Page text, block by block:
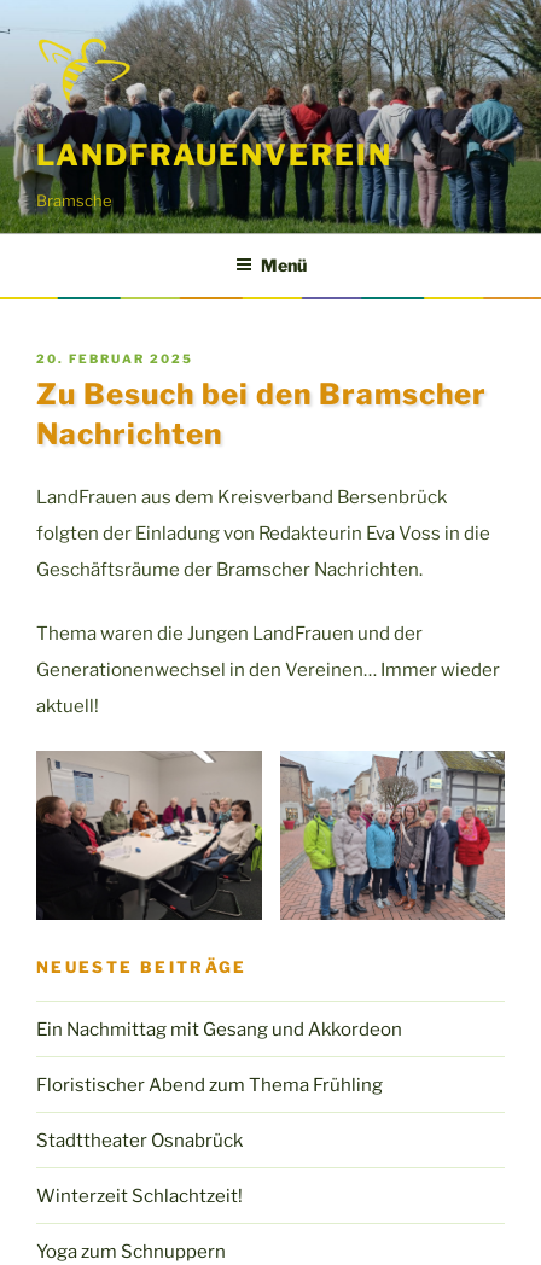
Inhalt
springen
LANDFRAUENVEREIN
Bramsche
Menü
VERÖFFENTLICHT
AM
20. FEBRUAR 2025
Zu Besuch bei den Bramscher
Nachrichten
LandFrauen aus dem Kreisverband Bersenbrück
folgten der Einladung von Redakteurin Eva Voss in die
Geschäftsräume der Bramscher Nachrichten.
Thema waren die Jungen LandFrauen und der
Generationenwechsel in den Vereinen… Immer wieder
aktuell!
NEUESTE BEITRÄGE
Ein Nachmittag mit Gesang und Akkordeon
Floristischer Abend zum Thema Frühling
Stadttheater Osnabrück
Winterzeit Schlachtzeit!
Yoga zum Schnuppern